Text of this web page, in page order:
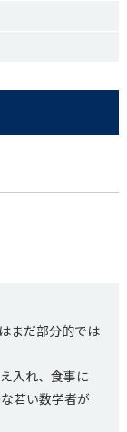
まだ部分的では
入れ、食事に
若い数学者が